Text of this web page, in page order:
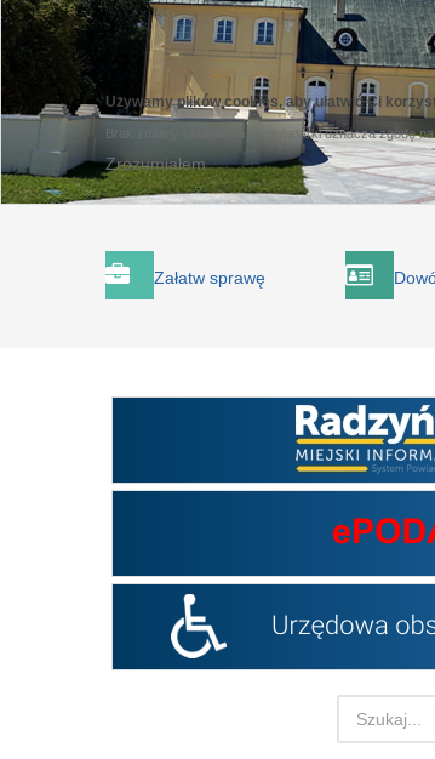
Używamy plików cookies, aby ułatwić Ci
Brak zmiany ustawienia przeglądarki oznacza zgodę
Zrozumiałem
Załatw sprawę